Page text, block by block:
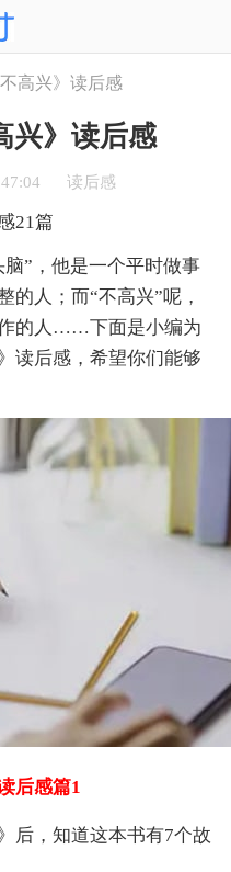
不高兴》读后感
兴》读后感
读后感
21篇
”，他是一个平时做事
的人；而“不高兴”呢，
的人……下面是小编为
读后感，希望你们能够
后感篇1
，知道这本书有7个故